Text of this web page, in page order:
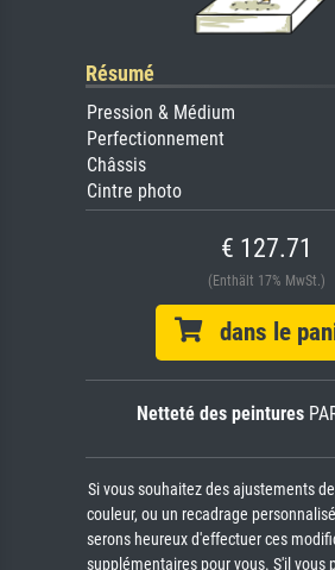
Résumé
Pression & Médium
Perfectionnement
Châssis
Cintre photo
€ 127.71
(Enthält 17% MwSt.)
dans le
Netteté des peintures
Si vous souhaitez des ajustements
couleur, ou un recadrage
serons heureux d'effectuer ces
supplémentaires pour vous. S'il vous